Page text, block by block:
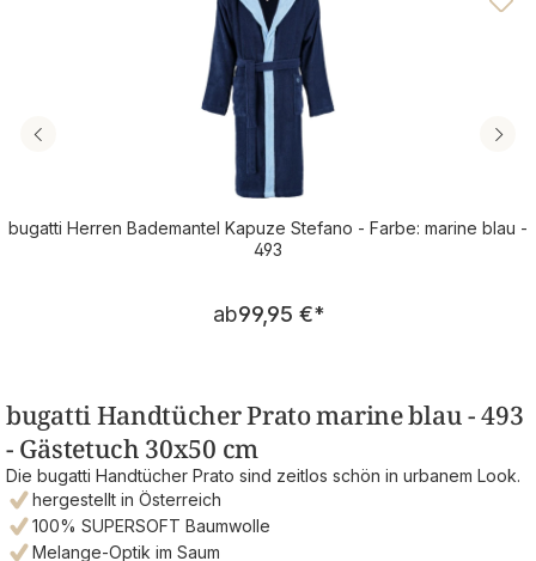
bugatti Herren Bademantel Kapuze Stefano - Farbe: marine blau -
493
Regulärer Preis:
ab99,95 €*
bugatti Handtücher Prato marine blau - 493
- Gästetuch 30x50 cm
Die bugatti Handtücher Prato sind zeitlos schön in urbanem Look.
hergestellt in Österreich
100% SUPERSOFT Baumwolle
Melange-Optik im Saum